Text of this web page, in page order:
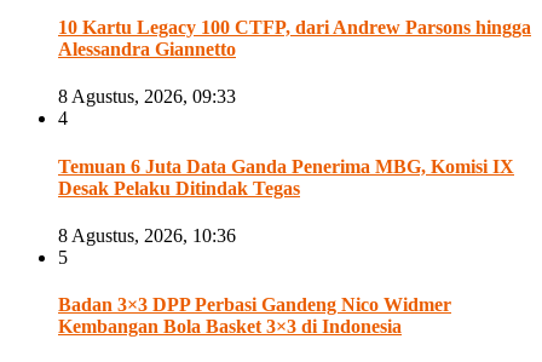
10 Kartu Legacy 100 CTFP, dari Andrew Parsons hingga
Alessandra Giannetto
8 Agustus, 2026, 09:33
4
Temuan 6 Juta Data Ganda Penerima MBG, Komisi IX
Desak Pelaku Ditindak Tegas
8 Agustus, 2026, 10:36
5
Badan 3×3 DPP Perbasi Gandeng Nico Widmer
Kembangan Bola Basket 3×3 di Indonesia